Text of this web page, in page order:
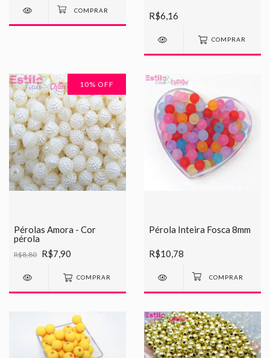
R$6,16
COMPRAR
10% OFF
Pérolas Amora - Cor
pérola
R$8,80 R$7,90
COMPRAR
Pérola Inteira Fosca 8mm
R$10,78